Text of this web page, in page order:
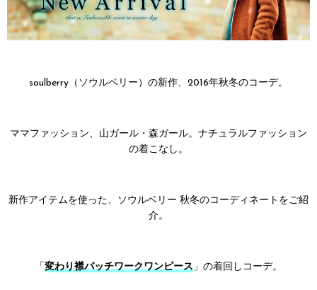
soulberry（ソウルベリー）の新作、2016年秋冬のコーデ。
ママファッション、山ガール・森ガール。ナチュラルファッション
の着こなし。
新作アイテムを使った、ソウルベリー 秋冬のコーディネートをご紹
介。
「 変わり襟パッチワークワンピース」の着回しコーデ。